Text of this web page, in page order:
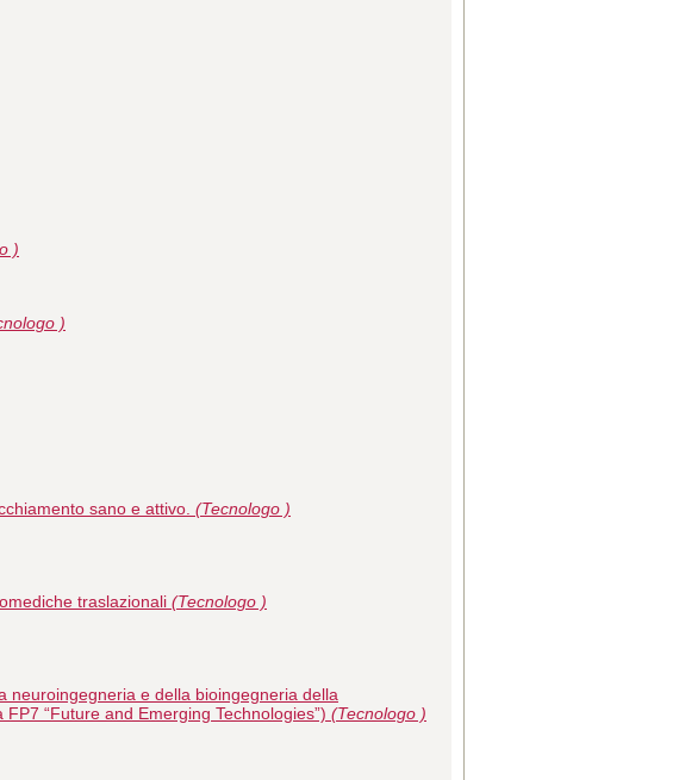
)
)
sano e attivo. (Tecnologo )
traslazionali (Tecnologo )
neuroingegneria e della bioingegneria della
“Future and Emerging Technologies”) (Tecnologo )